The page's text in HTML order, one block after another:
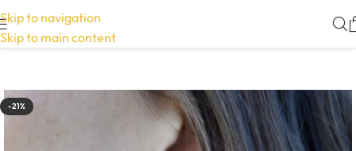
Skip to navigation
Skip to main content
-21%